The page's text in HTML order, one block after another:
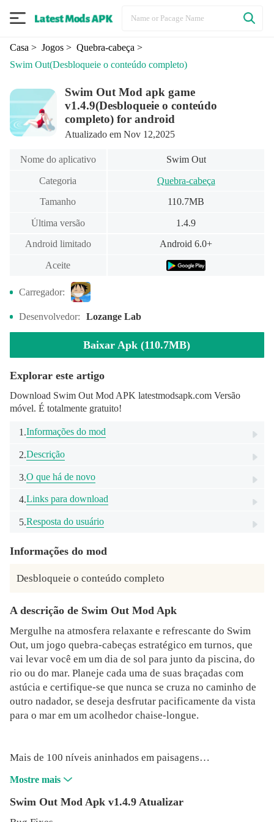
Casa > Jogos> Quebra-cabeça >
Swim Out(Desbloqueie o conteúdo completo)
Swim Out Mod apk game
v1.4.9(Desbloqueie o conteúdo
completo) for android
Atualizado em Nov 12,2025
Nome do aplicativo Swim Out
Categoria Quebra-cabeça
Tamanho 110.7MB
Última versão 1.4.9
Android limitado Android 6.0+
Aceite
Carregador:
Desenvolvedor: Lozange Lab
Baixar Apk (110.7MB)
Explorar este artigo
Download Swim Out Mod APK latestmodsapk.com Versão
móvel. É totalmente gratuito!
1.Informações do mod
2.Descrição
3.O que há de novo
4.Links para download
5.Resposta do usuário
Informações do mod
Desbloqueie o conteúdo completo
A descrição de Swim Out Mod Apk
Mergulhe na atmosfera relaxante e refrescante do Swim
Out, um jogo quebra-cabeças estratégico em turnos, que
vai levar você em um dia de sol para junto da piscina, do
rio ou do mar. Planeje cada uma de suas braçadas com
astúcia e certifique-se que nunca se cruza no caminho de
outro nadador, se deseja desfrutar pacificamente da vista
para o mar em um acolhedor chaise-longue.
Mais de 100 níveis aninhados em paisagens
gaivotas, rãs ou salpicos de água.
• 7 capítulos combinando:
Mostre mais
Swim Out Mod Apk v1.4.9 Atualizar